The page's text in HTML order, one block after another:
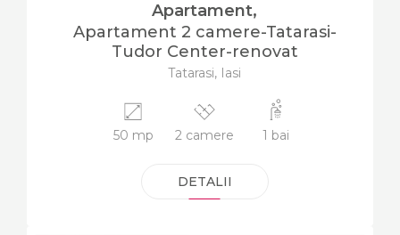
Apartament,
Apartament 2 camere-Tatarasi-
Tudor Center-renovat
Tatarasi, Iasi
50 mp 2 camere 1 bai
DETALII